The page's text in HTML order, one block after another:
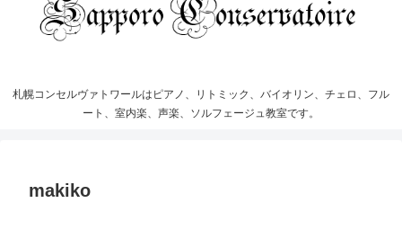
札幌コンセルヴァトワールはピアノ、リトミック、バイオリン、チェロ、フル
ート、室内楽、声楽、ソルフェージュ教室です。
makiko